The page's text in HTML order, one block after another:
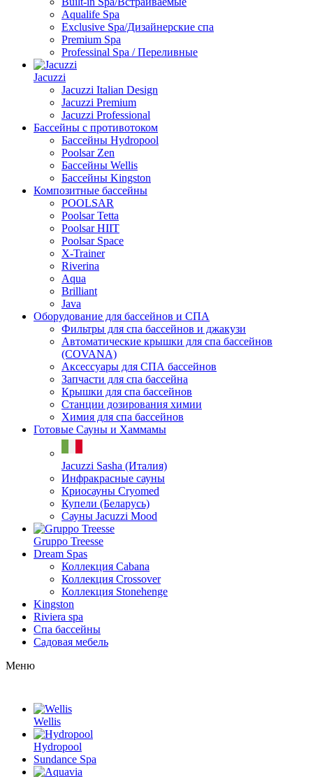
Aqualife Spa
Exclusive Spa/Дизайнерские спа
Premium Spa
Professinal Spa / Переливные
Jacuzzi
Jacuzzi Italian Design
Jacuzzi Premium
Jacuzzi Professional
Бассейны с противотоком
Бассейны Hydropool
Poolsar Zen
Бассейны Wellis
Бассейны Kingston
Композитные бассейны
POOLSAR
Poolsar Tetta
Poolsar HIIT
Poolsar Space
X-Trainer
Riverina
Aqua
Brilliant
Java
Оборудование для бассейнов и СПА
Фильтры для спа бассейнов и джакузи
Автоматические крышки для спа бассейнов
(COVANA)
Аксессуары для СПА бассейнов
Запчасти для спа бассейна
Крышки для спа бассейнов
Станции дозирования химии
Химия для спа бассейнов
Готовые Сауны и Хаммамы
Jacuzzi Sasha (Италия)
Инфракрасные сауны
Криосауны Cryomed
Купели (Беларусь)
Сауны Jacuzzi Mood
Gruppo Treesse
Dream Spas
Коллекция Cabana
Коллекция Crossover
Коллекция Stonehenge
Kingston
Riviera spa
Спа бассейны
Садовая мебель
Меню
Wellis
Hydropool
Sundance Spa